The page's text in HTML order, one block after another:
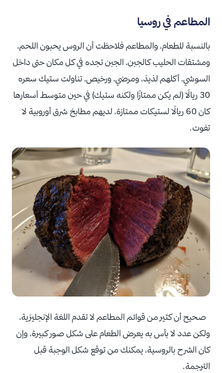
المطاعم في روسيا
بالنسبة للطعام، والمطاعم فلاحظت أن الروس يحبون اللحم،
ومشتقات الحليب كالجبن، الجبن تجده في كل مكان حتى داخل
السوشي، أكلهم لذيذ، ومرضي، ورخيص، تناولت ستيك سعره
30 ريالًا (لم يكن ممتازًا ولكنه ستيك) في حين متوسط أسعارها
كان 60 ريالًا لستيكات ممتازة، لديهم مطابخ شرق أوروبية لا
تفوت.
صحيح أن كثير من قوائم المطاعم لا تقدم اللغة الإنجليزية،
ولكن عدد لا بأس به يعرض الطعام على شكل صور كبيرة، وإن
كان الشرح بالروسية، يمكنك من توقع شكل الوجبة قبل
الترجمة.